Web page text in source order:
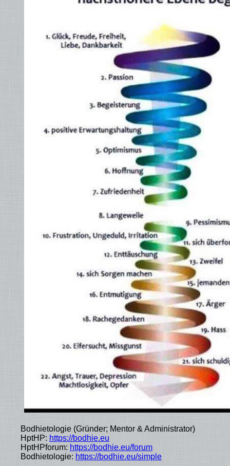
Bodhietologie (Gründer; Mentor & Administrator)
HptHP: https://bodhie.eu
HptHPforum: https://bodhie.eu/forum
Bodhietologie: https://bodhie.eu/simple